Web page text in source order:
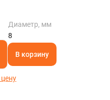
Диаметр, мм
8
В корзину